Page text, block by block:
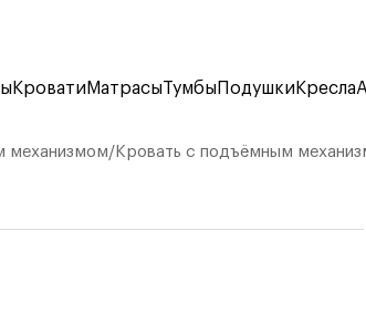
КроватиМатрасыТумбыПодушкиКресла
механизмом/ Кровать с подъёмным